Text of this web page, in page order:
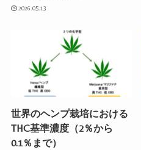
2026.05.13
世界のヘンプ栽培における
THC基準濃度（2％から
0.1％まで）